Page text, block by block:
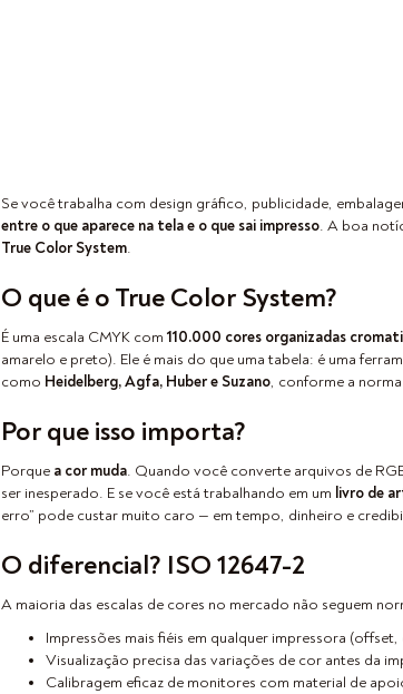
Se você trabalha com design gráfico, publicidade,
entre o que aparece na tela e o que sai impresso. A boa
True Color System.
O que é o True Color System?
É uma escala CMYK com 110.000 cores organizadas
amarelo e preto). Ele é mais do que uma tabela: é uma
como Heidelberg, Agfa, Huber e Suzano, conforme a norma
Por que isso importa?
Porque a cor muda. Quando você converte arquivos de
ser inesperado. E se você está trabalhando em um livro de
erro” pode custar muito caro — em tempo, dinheiro e
O diferencial? ISO 12647-2
A maioria das escalas de cores no mercado não seguem
Impressões mais fiéis em qualquer impressora
Visualização precisa das variações de cor antes da
Calibragem eficaz de monitores com material de